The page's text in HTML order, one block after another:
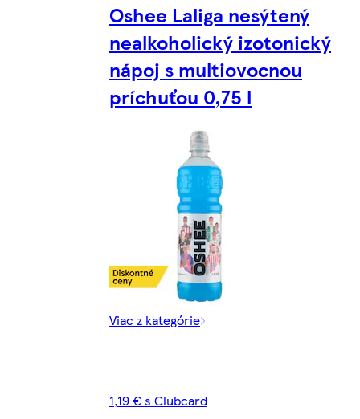
Oshee Laliga nesýtený
nealkoholický izotonický
nápoj s multiovocnou
príchuťou 0,75 l
Viac z kategórie
1,19 € s Clubcard